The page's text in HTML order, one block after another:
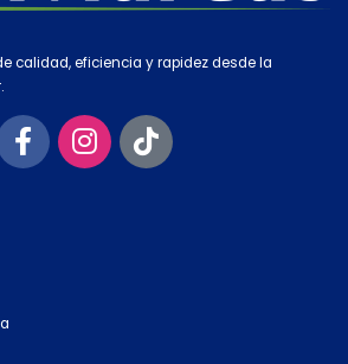
calidad, eficiencia y rapidez desde la